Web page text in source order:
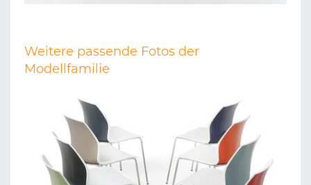
Weitere passende Fotos der
Modellfamilie